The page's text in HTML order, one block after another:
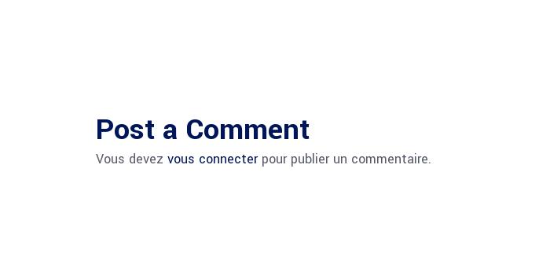
Post a Comment
Vous devez vous connecterpour publier un commentaire.